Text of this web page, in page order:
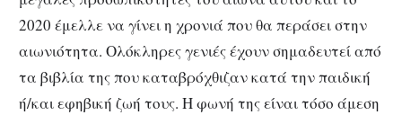
2020 έμελλε να γίνει η χρονιά που θα περάσει στην
αιωνιότητα. Ολόκληρες γενιές έχουν σημαδευτεί από
τα βιβλία της που καταβρόχθιζαν κατά την παιδική
ή/και εφηβική ζωή τους. Η φωνή της είναι τόσο άμεση